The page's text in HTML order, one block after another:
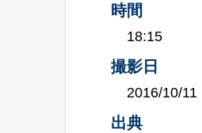
時間
18:15
撮影日
2016/10/11
出典